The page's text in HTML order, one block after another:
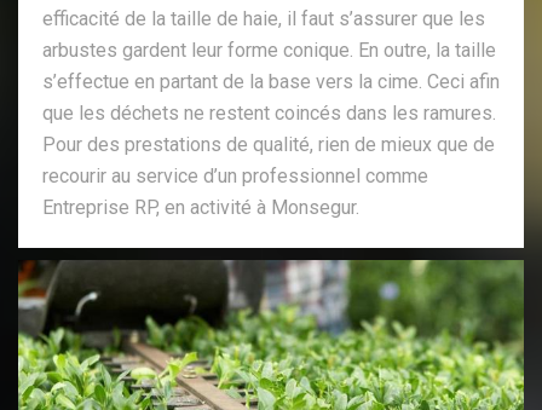
efficacité de la taille de haie, il faut s’assurer que les
arbustes gardent leur forme conique. En outre, la taille
s’effectue en partant de la base vers la cime. Ceci afin
que les déchets ne restent coincés dans les ramures.
Pour des prestations de qualité, rien de mieux que de
recourir au service d’un professionnel comme
Entreprise RP, en activité à Monsegur.